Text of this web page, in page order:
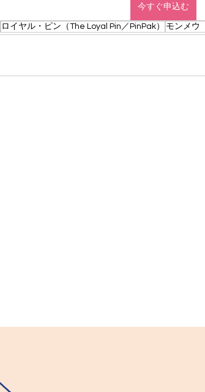
今すぐ申込む
ロイヤル・ピン（The Loyal Pin／PinPak） モンメウ